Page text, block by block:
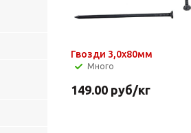
Гвозди 3,0х80мм
Много
149.00 руб/кг